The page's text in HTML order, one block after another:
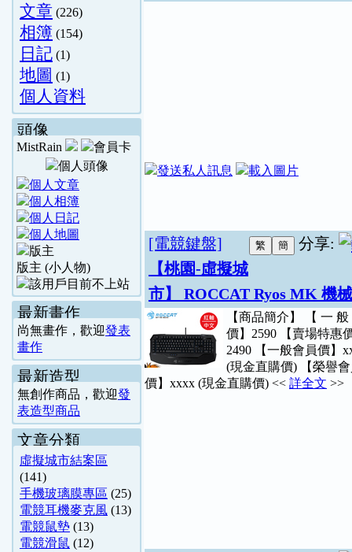
文章 (226)
相簿 (154)
日記 (1)
地圖 (1)
個人資料
頭像
MistRain
版主 (小人物)
最新畫作
尚無畫作，歡迎發表
畫作
最新造型
無創作商品，歡迎發
表造型商品
文章分類
虛擬城市結案區
(141)
手機玻璃膜專區 (25)
電競耳機麥克風 (13)
電競鼠墊 (13)
電競滑鼠 (12)
分享:
[電競鍵盤]
【桃園-虛擬城
市】 ROCCAT Ryos MK 機
【商品簡介】 【 一 般
價】2590 【賣場特惠
2490 【一般會員價】
(現金直購價) 【榮譽
價】xxxx (現金直購價) << 詳全文 >>